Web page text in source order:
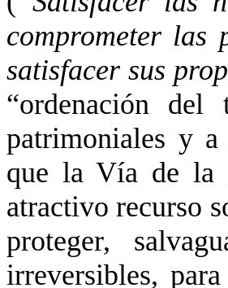
comprometer las
satisfacer sus
“ordenación
patrimoniales y a
que la Vía de la
atractivo recurso
proteger,
irreversibles,